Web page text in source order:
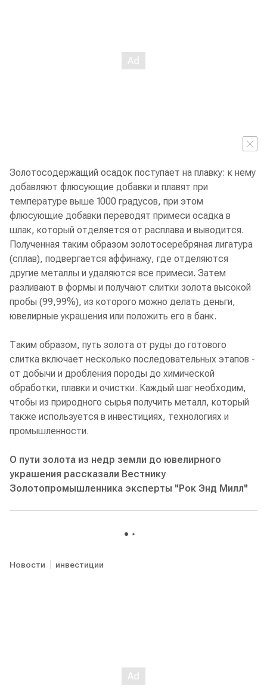
Золотосодержащий осадок поступает на плавку: к нему
добавляют флюсующие добавки и плавят при
температуре выше 1000 градусов, при этом
флюсующие добавки переводят примеси осадка в
шлак, который отделяется от расплава и выводится.
Полученная таким образом золотосеребряная лигатура
(сплав), подвергается аффинажу, где отделяются
другие металлы и удаляются все примеси. Затем
разливают в формы и получают слитки золота высокой
пробы (99,99%), из которого можно делать деньги,
ювелирные украшения или положить его в банк.
Таким образом, путь золота от руды до готового
слитка включает несколько последовательных этапов -
от добычи и дробления породы до химической
обработки, плавки и очистки. Каждый шаг необходим,
чтобы из природного сырья получить металл, который
также используется в инвестициях, технологиях и
промышленности.
О пути золота из недр земли до ювелирного
украшения рассказали Вестнику
Золотопромышленника эксперты "Рок Энд Милл"
Новости инвестиции